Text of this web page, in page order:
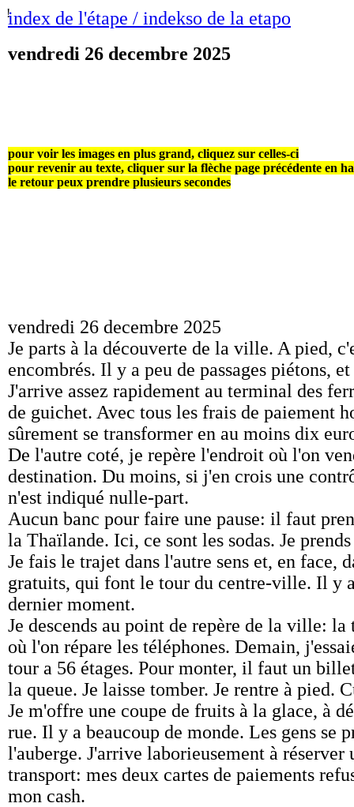
!index de l'étape / indekso de la etapo
vendredi 26 decembre 2025
pour voir les images en plus grand, cliquez sur celles-ci
pour revenir au texte, cliquer sur la flèche page précédente en
le retour peux prendre plusieurs secondes
vendredi 26 decembre 2025
Je parts à la découverte de la ville. A pied,
encombrés. Il y a peu de passages piétons,
J'arrive assez rapidement au terminal des
de guichet. Avec tous les frais de paiement
sûrement se transformer en au moins dix
De l'autre coté, je repère l'endroit où l'on
destination. Du moins, si j'en crois une
n'est indiqué nulle-part.
Aucun banc pour faire une pause: il faut
la Thaïlande. Ici, ce sont les sodas. Je
Je fais le trajet dans l'autre sens et, en face,
gratuits, qui font le tour du centre-ville. Il y
dernier moment.
Je descends au point de repère de la ville:
où l'on répare les téléphones. Demain,
tour a 56 étages. Pour monter, il faut un
la queue. Je laisse tomber. Je rentre à pied.
Je m'offre une coupe de fruits à la glace, à
rue. Il y a beaucoup de monde. Les gens se
l'auberge. J'arrive laborieusement à
transport: mes deux cartes de paiements
mon cash.